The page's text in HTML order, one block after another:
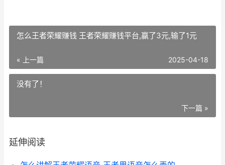
怎么王者荣耀赚钱 王者荣耀赚钱平台,赢了3元,输了1元
« 上一篇 2025-04-18
没有了！
下一篇 »
延伸阅读